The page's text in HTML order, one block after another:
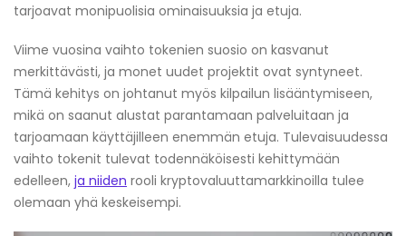
tarjoavat monipuolisia ominaisuuksia ja etuja.
Viime vuosina vaihto tokenien suosio on kasvanut
merkittävästi, ja monet uudet projektit ovat syntyneet.
Tämä kehitys on johtanut myös kilpailun lisääntymiseen,
mikä on saanut alustat parantamaan palveluitaan ja
tarjoamaan käyttäjilleen enemmän etuja. Tulevaisuudessa
vaihto tokenit tulevat todennäköisesti kehittymään
edelleen, ja niiden rooli kryptovaluuttamarkkinoilla tulee
olemaan yhä keskeisempi.